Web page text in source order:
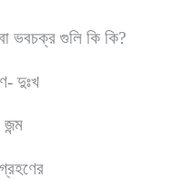
ভবচক্র গুলি কি কি?
দুঃখ